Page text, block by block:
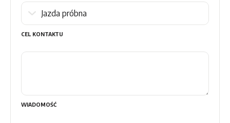
CEL KONTAKTU
WIADOMOŚĆ